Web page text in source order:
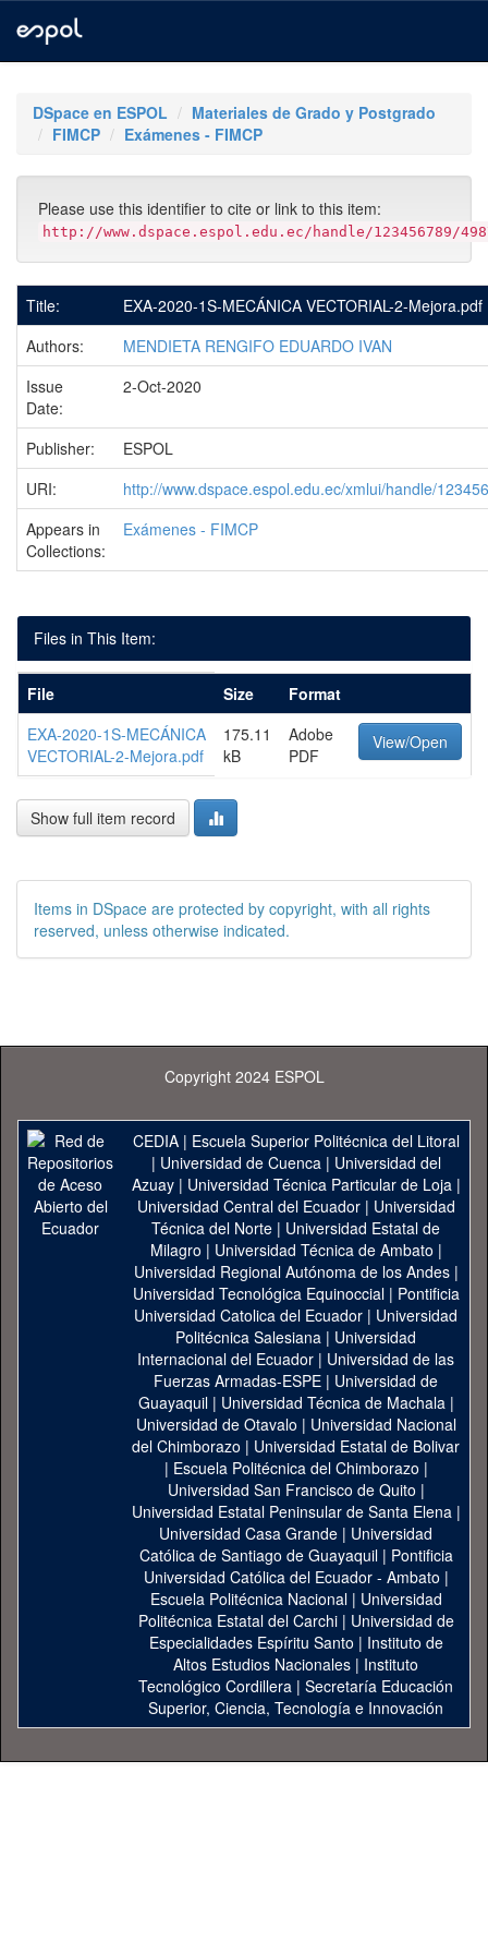
navigationDSpace en ESPOL
Materiales de Grado y Postgrado
FIMCP
Exámenes - FIMCP
Please use this identifier to cite or link to this item:
http://www.dspace.espol.edu.ec/handle/123456789/
Title:
EXA-2020-1S-MECÁNICA VECTORIAL-2-Mejora.pdf
Authors:
MENDIETA RENGIFO EDUARDO IVAN
Issue
Date:
2-Oct-2020
Publisher:
ESPOL
URI:
http://www.dspace.espol.edu.ec/xmlui/handle/
Appears in
Collections:
Exámenes - FIMCP
Files in This Item:
File Size
Format
EXA-2020-1S-MECÁNICA
VECTORIAL-2-Mejora.pdf
175.11
kB
Adobe
PDF
View/Open
Show full item record
Items in DSpace are protected by copyright, with all rights
reserved, unless otherwise indicated.
Copyright 2024 ESPOL
CEDIA| Escuela Superior Politécnica del Litoral
| Universidad de Cuenca| Universidad del
Azuay| Universidad Técnica Particular de Loja|
Universidad Central del Ecuador| Universidad
Técnica del Norte | Universidad Estatal de
Milagro | Universidad Técnica de Ambato |
Universidad Regional Autónoma de los Andes|
Universidad Tecnológica Equinoccial| Pontificia
Universidad Catolica del Ecuador | Universidad
Politécnica Salesiana | Universidad
Internacional del Ecuador | Universidad de las
Fuerzas Armadas-ESPE | Universidad de
Guayaquil| Universidad Técnica de Machala|
Universidad de Otavalo | Universidad Nacional
del Chimborazo | Universidad Estatal de Bolivar
| Escuela Politécnica del Chimborazo |
Universidad San Francisco de Quito |
Universidad Estatal Peninsular de Santa Elena|
Universidad Casa Grande | Universidad
Católica de Santiago de Guayaquil| Pontificia
Universidad Católica del Ecuador - Ambato |
Escuela Politécnica Nacional| Universidad
Politécnica Estatal del Carchi| Universidad de
Especialidades Espíritu Santo | Instituto de
Altos Estudios Nacionales | Instituto
Tecnológico Cordillera | Secretaría Educación
Superior, Ciencia, Tecnología e Innovación